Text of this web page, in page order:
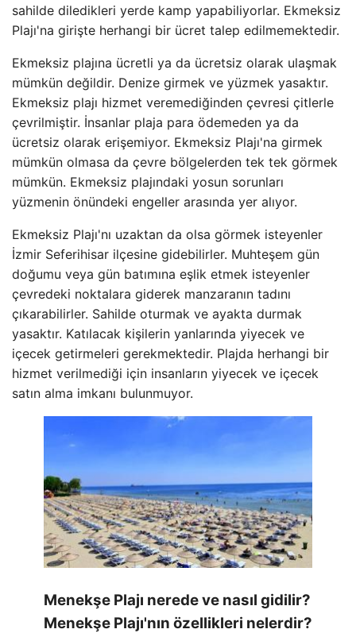
sahilde diledikleri yerde kamp yapabiliyorlar. Ekmeksiz
Plajı'na girişte herhangi bir ücret talep edilmemektedir.
Ekmeksiz plajına ücretli ya da ücretsiz olarak ulaşmak
mümkün değildir. Denize girmek ve yüzmek yasaktır.
Ekmeksiz plajı hizmet veremediğinden çevresi çitlerle
çevrilmiştir. İnsanlar plaja para ödemeden ya da
ücretsiz olarak erişemiyor. Ekmeksiz Plajı'na girmek
mümkün olmasa da çevre bölgelerden tek tek görmek
mümkün. Ekmeksiz plajındaki yosun sorunları
yüzmenin önündeki engeller arasında yer alıyor.
Ekmeksiz Plajı'nı uzaktan da olsa görmek isteyenler
İzmir Seferihisar ilçesine gidebilirler. Muhteşem gün
doğumu veya gün batımına eşlik etmek isteyenler
çevredeki noktalara giderek manzaranın tadını
çıkarabilirler. Sahilde oturmak ve ayakta durmak
yasaktır. Katılacak kişilerin yanlarında yiyecek ve
içecek getirmeleri gerekmektedir. Plajda herhangi bir
hizmet verilmediği için insanların yiyecek ve içecek
satın alma imkanı bulunmuyor.
Menekşe Plajı nerede ve nasıl gidilir?
Menekşe Plajı'nın özellikleri nelerdir?